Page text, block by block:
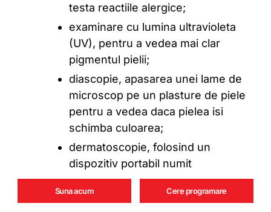
testa reactiile alergice;
examinare cu lumina ultravioleta
(UV), pentru a vedea mai clar
pigmentul pielii;
diascopie, apasarea unei lame de
microscop pe un plasture de piele
pentru a vedea daca pielea isi
schimba culoarea;
dermatoscopie, folosind un
dispozitiv portabil numit
dermatoscop pentru a diagnostica
leziunile pielii;
Suna acum Cere programare